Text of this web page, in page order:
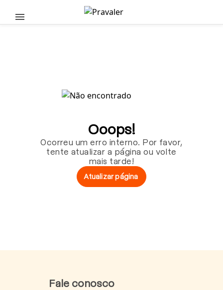
Pular para o conteúdo principal
Ooops!
Ocorreu um erro interno. Por favor,
tente atualizar a página ou volte
mais tarde!
Atualizar página
Fale conosco